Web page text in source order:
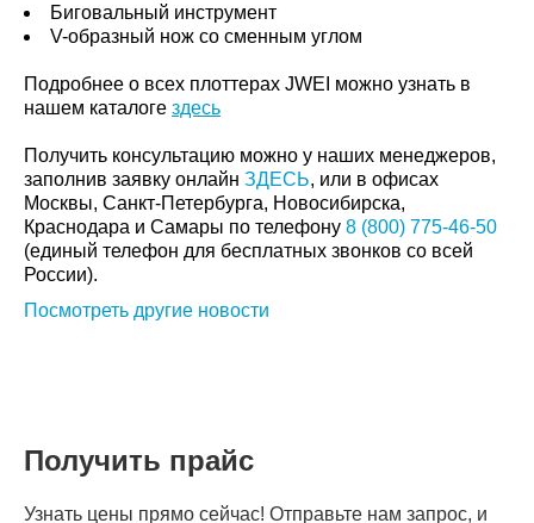
Биговальный инструмент
V-образный нож со сменным углом
Подробнее о всех плоттерах JWEI можно узнать в
нашем каталоге здесь
Получить консультацию можно у наших менеджеров,
заполнив заявку онлайн ЗДЕСЬ, или в офисах
Москвы, Санкт-Петербурга, Новосибирска,
Краснодара и Самары по телефону 8 (800) 775-46-50
(единый телефон для бесплатных звонков со всей
России).
Посмотреть другие новости
Получить прайс
Узнать цены прямо сейчас! Отправьте нам запрос, и